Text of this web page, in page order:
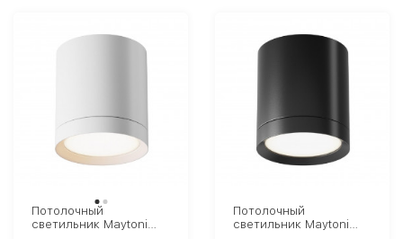
Потолочный
светильник Maytoni
Потолочный
светильник Maytoni